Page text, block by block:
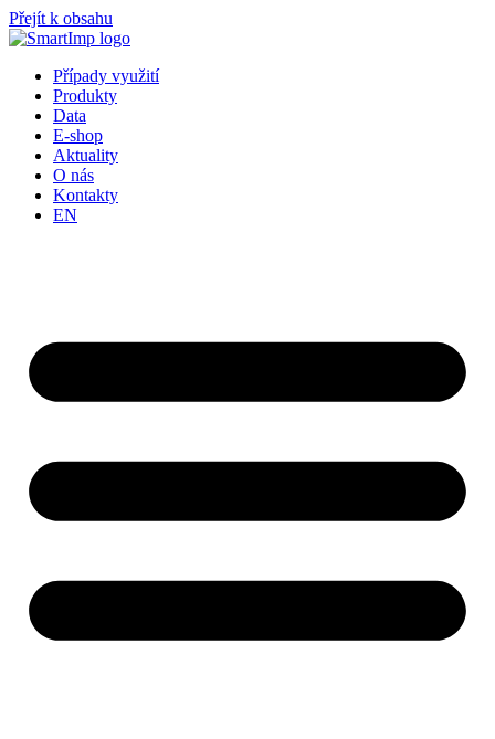
Přejít k obsahu
Případy využití
Produkty
Data
E-shop
Aktuality
O nás
Kontakty
EN